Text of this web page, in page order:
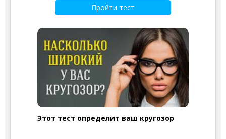
Пройти тест
Этот тест определит ваш кругозор